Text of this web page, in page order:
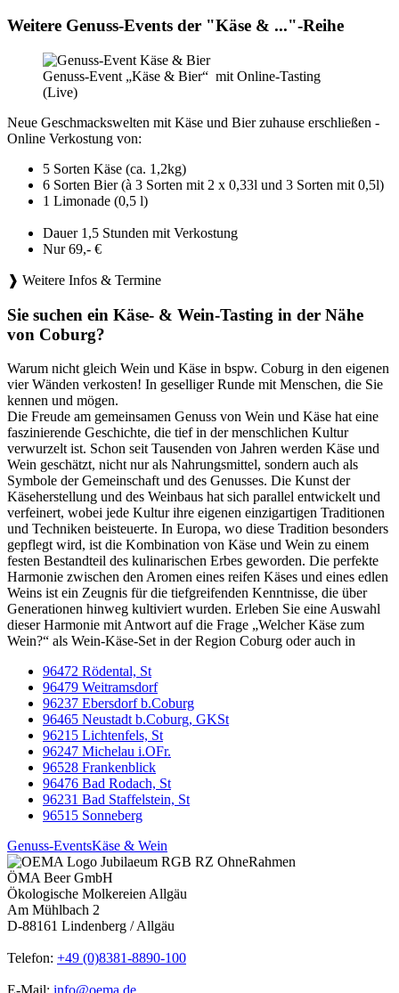
Weitere Genuss-Events der "Käse & ..."-Reihe
Genuss-Event „Käse & Bier“ mit Online-Tasting
(Live)
Neue Geschmackswelten mit Käse und Bier zuhause erschließen -
Online Verkostung von:
5 Sorten Käse (ca. 1,2kg)
6 Sorten Bier (à 3 Sorten mit 2 x 0,33l und 3 Sorten mit 0,5l)
1 Limonade (0,5 l)
Dauer 1,5 Stunden mit Verkostung
Nur 69,- €
❱ Weitere Infos & Termine
Sie suchen ein Käse- & Wein-Tasting in der Nähe
von Coburg?
Warum nicht gleich Wein und Käse in bspw. Coburg in den eigenen
vier Wänden verkosten! In geselliger Runde mit Menschen, die Sie
kennen und mögen.
Die Freude am gemeinsamen Genuss von Wein und Käse hat eine
faszinierende Geschichte, die tief in der menschlichen Kultur
verwurzelt ist. Schon seit Tausenden von Jahren werden Käse und
Wein geschätzt, nicht nur als Nahrungsmittel, sondern auch als
Symbole der Gemeinschaft und des Genusses. Die Kunst der
Käseherstellung und des Weinbaus hat sich parallel entwickelt und
verfeinert, wobei jede Kultur ihre eigenen einzigartigen Traditionen
und Techniken beisteuerte. In Europa, wo diese Tradition besonders
gepflegt wird, ist die Kombination von Käse und Wein zu einem
festen Bestandteil des kulinarischen Erbes geworden. Die perfekte
Harmonie zwischen den Aromen eines reifen Käses und eines edlen
Weins ist ein Zeugnis für die tiefgreifenden Kenntnisse, die über
Generationen hinweg kultiviert wurden. Erleben Sie eine Auswahl
dieser Harmonie mit Antwort auf die Frage „Welcher Käse zum
Wein?“ als Wein-Käse-Set in der Region Coburg oder auch in
96472 Rödental, St
96479 Weitramsdorf
96237 Ebersdorf b.Coburg
96465 Neustadt b.Coburg, GKSt
96215 Lichtenfels, St
96247 Michelau i.OFr.
96528 Frankenblick
96476 Bad Rodach, St
96231 Bad Staffelstein, St
96515 Sonneberg
Genuss-EventsKäse & Wein
ÖMA Beer GmbH
Ökologische Molkereien Allgäu
Am Mühlbach 2
D-88161 Lindenberg / Allgäu
Telefon: +49 (0)8381-8890-100